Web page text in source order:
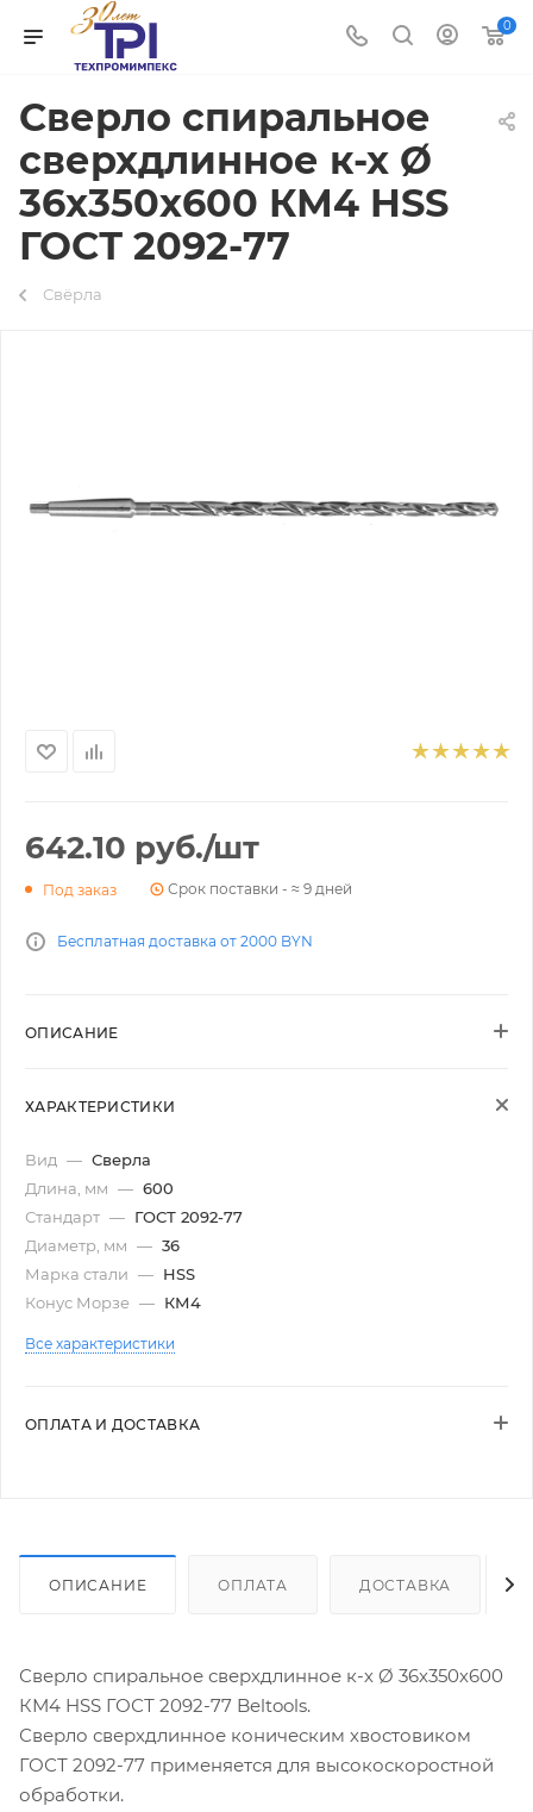
0
Сверло спиральное
сверхдлинное к-х Ø
36х350х600 КМ4 HSS
ГОСТ 2092-77
Свёрла
642.10 руб./шт
Под заказ Срок поставки - ≈ 9 дней
Бесплатная доставка от 2000 BYN
ОПИСАНИЕ
ХАРАКТЕРИСТИКИ
Вид — Сверла
Длина, мм — 600
Стандарт — ГОСТ 2092-77
Диаметр, мм — 36
Марка стали — HSS
Конус Морзе — КМ4
Все характеристики
ОПЛАТА И ДОСТАВКА
ОПИСАНИЕ ОПЛАТА ДОСТАВКА
Сверло спиральное сверхдлинное к-х Ø 36х350х600
КМ4 HSS ГОСТ 2092-77 Beltools.
Сверло сверхдлинное коническим хвостовиком
ГОСТ 2092-77 применяется для высокоскоростной
обработки.